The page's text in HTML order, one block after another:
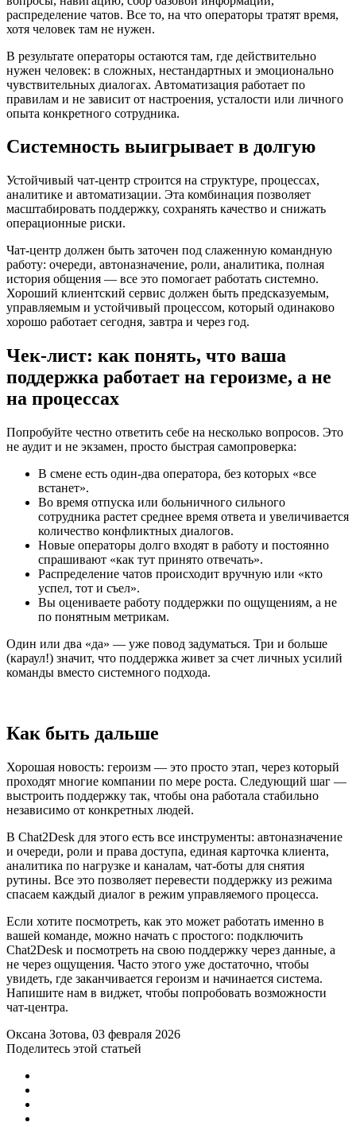
распределение чатов. Все то, на что операторы тратят время,
хотя человек там не нужен.
В результате операторы остаются там, где действительно
нужен человек: в сложных, нестандартных и эмоционально
чувствительных диалогах. Автоматизация работает по
правилам и не зависит от настроения, усталости или личного
опыта конкретного сотрудника.
Системность выигрывает в долгую
Устойчивый чат-центр строится на структуре, процессах,
аналитике и автоматизации. Эта комбинация позволяет
масштабировать поддержку, сохранять качество и снижать
операционные риски.
Чат-центр должен быть заточен под слаженную командную
работу: очереди, автоназначение, роли, аналитика, полная
история общения — все это помогает работать системно.
Хороший клиентский сервис должен быть предсказуемым,
управляемым и устойчивый процессом, который одинаково
хорошо работает сегодня, завтра и через год.
Чек-лист: как понять, что ваша
поддержка работает на героизме, а не
на процессах
Попробуйте честно ответить себе на несколько вопросов. Это
не аудит и не экзамен, просто быстрая самопроверка:
В смене есть один-два оператора, без которых «все
встанет».
Во время отпуска или больничного сильного
сотрудника растет среднее время ответа и увеличивается
количество конфликтных диалогов.
Новые операторы долго входят в работу и постоянно
спрашивают «как тут принято отвечать».
Распределение чатов происходит вручную или «кто
успел, тот и съел».
Вы оцениваете работу поддержки по ощущениям, а не
по понятным метрикам.
Один или два «да» — уже повод задуматься. Три и больше
(караул!) значит, что поддержка живет за счет личных усилий
команды вместо системного подхода.
Как быть дальше
Хорошая новость: героизм — это просто этап, через который
проходят многие компании по мере роста. Следующий шаг —
выстроить поддержку так, чтобы она работала стабильно
независимо от конкретных людей.
В Chat2Desk для этого есть все инструменты: автоназначение
и очереди, роли и права доступа, единая карточка клиента,
аналитика по нагрузке и каналам, чат-боты для снятия
рутины. Все это позволяет перевести поддержку из режима
спасаем каждый диалог в режим управляемого процесса.
Если хотите посмотреть, как это может работать именно в
вашей команде, можно начать с простого: подключить
Chat2Desk и посмотреть на свою поддержку через данные, а
не через ощущения. Часто этого уже достаточно, чтобы
увидеть, где заканчивается героизм и начинается система.
Напишите нам в виджет, чтобы попробовать возможности
чат-центра.
Оксана Зотова, 03 февраля 2026
Поделитесь этой статьей